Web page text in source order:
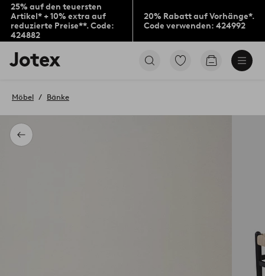
25% auf den teuersten
Artikel* + 10% extra auf
reduzierte Preise**. Code:
424882
20% Rabatt auf Vorhänge*.
Code verwenden: 424992
Jotex-
Logo
Startseite
Zu
Produkten
Zum
Zurück
Möbel Bänke